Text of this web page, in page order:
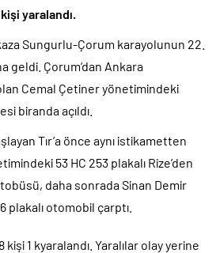
yaralandı.
Sungurlu-Çorum karayolunun 22.
geldi. Çorum’dan Ankara
Cemal Çetiner yönetimindeki
biranda açıldı.
Tır’a önce aynı istikametten
53 HC 253 plakalı Rize’den
daha sonrada Sinan Demir
plakalı otomobil çarptı.
1 kyaralandı. Yaralılar olay yerine